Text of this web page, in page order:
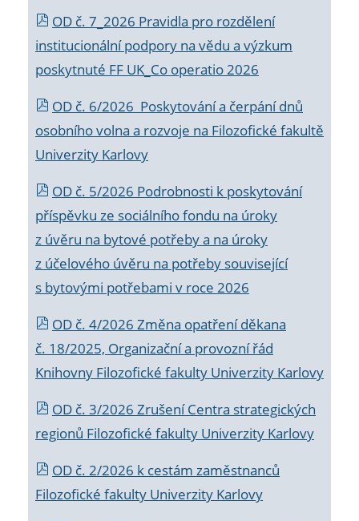
OD č. 7_2026 Pravidla pro rozdělení
institucionální podpory na vědu a výzkum
poskytnuté FF UK_Co operatio 2026
OD č. 6/2026 Poskytování a čerpání dnů
osobního volna a rozvoje na Filozofické fakultě
Univerzity Karlovy
OD č. 5/2026 Podrobnosti k poskytování
příspěvku ze sociálního fondu na úroky
z úvěru na bytové potřeby a na úroky
z účelového úvěru na potřeby související
s bytovými potřebami v roce 2026
OD č. 4/2026 Změna opatření děkana
č. 18/2025, Organizační a provozní řád
Knihovny Filozofické fakulty Univerzity Karlovy
OD č. 3/2026 Zrušení Centra strategických
regionů Filozofické fakulty Univerzity Karlovy
OD č. 2/2026 k cestám zaměstnanců
Filozofické fakulty Univerzity Karlovy